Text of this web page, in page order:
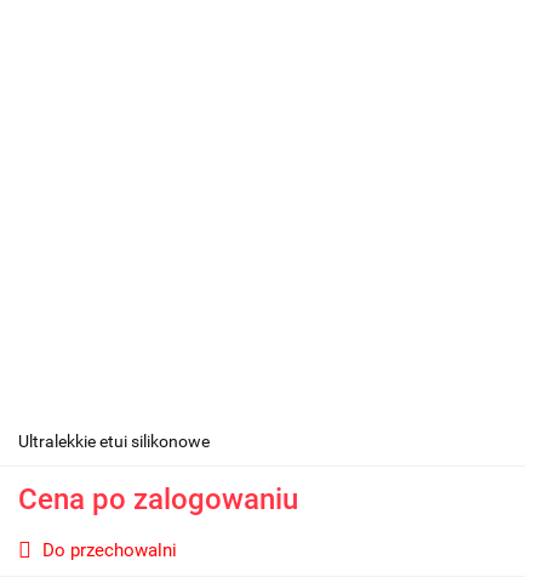
Ultralekkie etui silikonowe
Cena po zalogowaniu
Do przechowalni